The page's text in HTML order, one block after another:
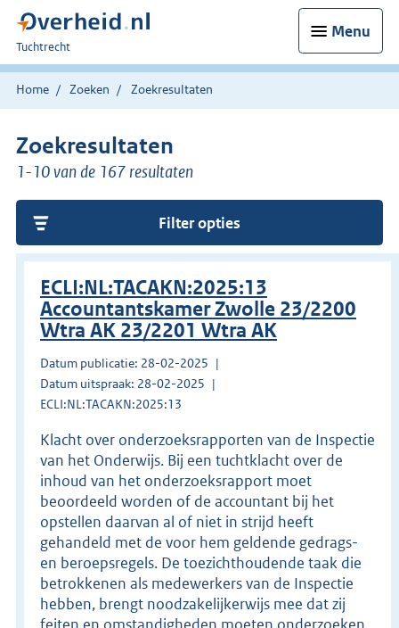
Menu
U
bent
hier:
Tuchtrecht
Home Zoeken Zoekresultaten
Zoekresultaten
1-10 van de 167 resultaten
Filter opties
ECLI:NL:TACAKN:2025:13
Accountantskamer Zwolle 23/2200
Wtra AK 23/2201 Wtra AK
Datum publicatie: 28-02-2025
Datum uitspraak: 28-02-2025
ECLI:NL:TACAKN:2025:13
Klacht over onderzoeksrapporten van de Inspectie
van het Onderwijs. Bij een tuchtklacht over de
inhoud van het onderzoeksrapport moet
beoordeeld worden of de accountant bij het
opstellen daarvan al of niet in strijd heeft
gehandeld met de voor hem geldende gedrags-
en beroepsregels. De toezichthoudende taak die
betrokkenen als medewerkers van de Inspectie
hebben, brengt noodzakelijkerwijs mee dat zij
feiten en omstandigheden moeten onderzoeken